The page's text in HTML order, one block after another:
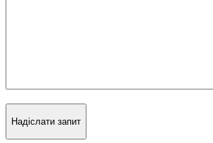
Надіслати запит